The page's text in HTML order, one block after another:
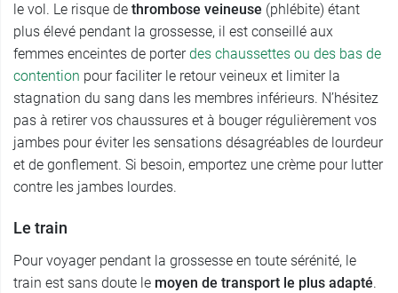
le vol. Le risque de thrombose veineuse (phlébite) étant
plus élevé pendant la grossesse, il est conseillé aux
femmes enceintes de porterdes chaussettes ou des bas de
contention pour faciliter le retour veineux et limiter la
stagnation du sang dans les membres inférieurs. N’hésitez
pas à retirer vos chaussures et à bouger régulièrement vos
jambes pour éviter les sensations désagréables de lourdeur
et de gonflement. Si besoin, emportez une crème pour lutter
contre les jambes lourdes.
Le train
Pour voyager pendant la grossesse en toute sérénité, le
train est sans doute le moyen de transport le plus adapté.